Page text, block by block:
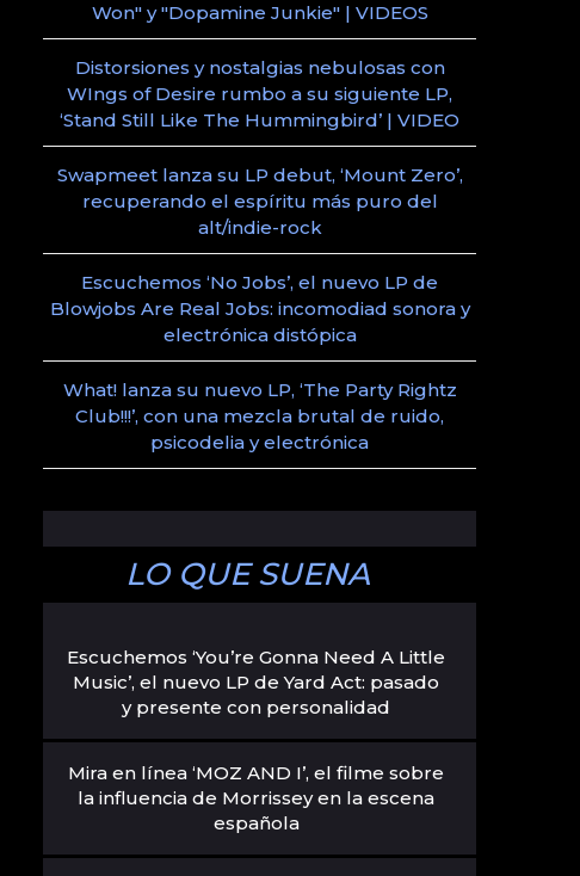
Won" y "Dopamine Junkie" | VIDEOS
Distorsiones y nostalgias nebulosas con
WIngs of Desire rumbo a su siguiente LP,
‘Stand Still Like The Hummingbird’ | VIDEO
Swapmeet lanza su LP debut, ‘Mount Zero’,
recuperando el espíritu más puro del
alt/indie-rock
Escuchemos ‘No Jobs’, el nuevo LP de
Blowjobs Are Real Jobs: incomodiad sonora y
electrónica distópica
What! lanza su nuevo LP, ‘The Party Rightz
Club!!!’, con una mezcla brutal de ruido,
psicodelia y electrónica
LO QUE SUENA
Escuchemos ‘You’re Gonna Need A Little
Music’, el nuevo LP de Yard Act: pasado
y presente con personalidad
Mira en línea ‘MOZ AND I’, el filme sobre
la influencia de Morrissey en la escena
española